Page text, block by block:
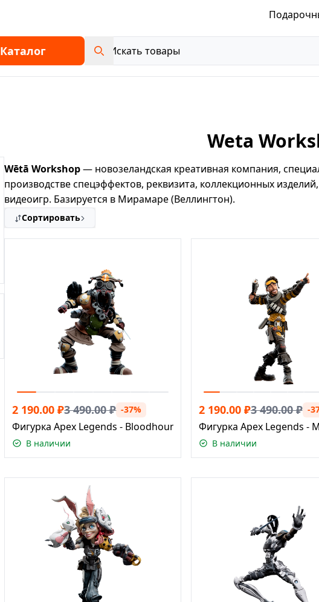
Каталог
Weta
Wētā Workshop— новозеландская креативная компания,
производстве спецэффектов, реквизита, коллекционных
видеоигр. Базируется в Мирамаре (Веллингтон).
Сортировать
2 190.00 ₽3 490.00₽ -37%
Фигурка Apex Legends - Bloodhound
В наличии
2 190.00₽3 490.00₽ -
Фигурка Apex Legends -
В наличии